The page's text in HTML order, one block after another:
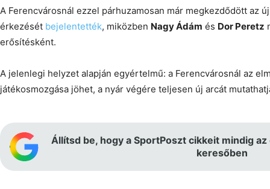
A Ferencvárosnál ezzel párhuzamosan már megkezdődött az
érkezését bejelentették, miközben Nagy Ádám és Dor Peretz
erősítésként.
A jelenlegi helyzet alapján egyértelmű: a Ferencvárosnál az
játékosmozgása jöhet, a nyár végére teljesen új arcát
Állítsd be, hogy a SportPoszt cikkeit mindig
keresőben